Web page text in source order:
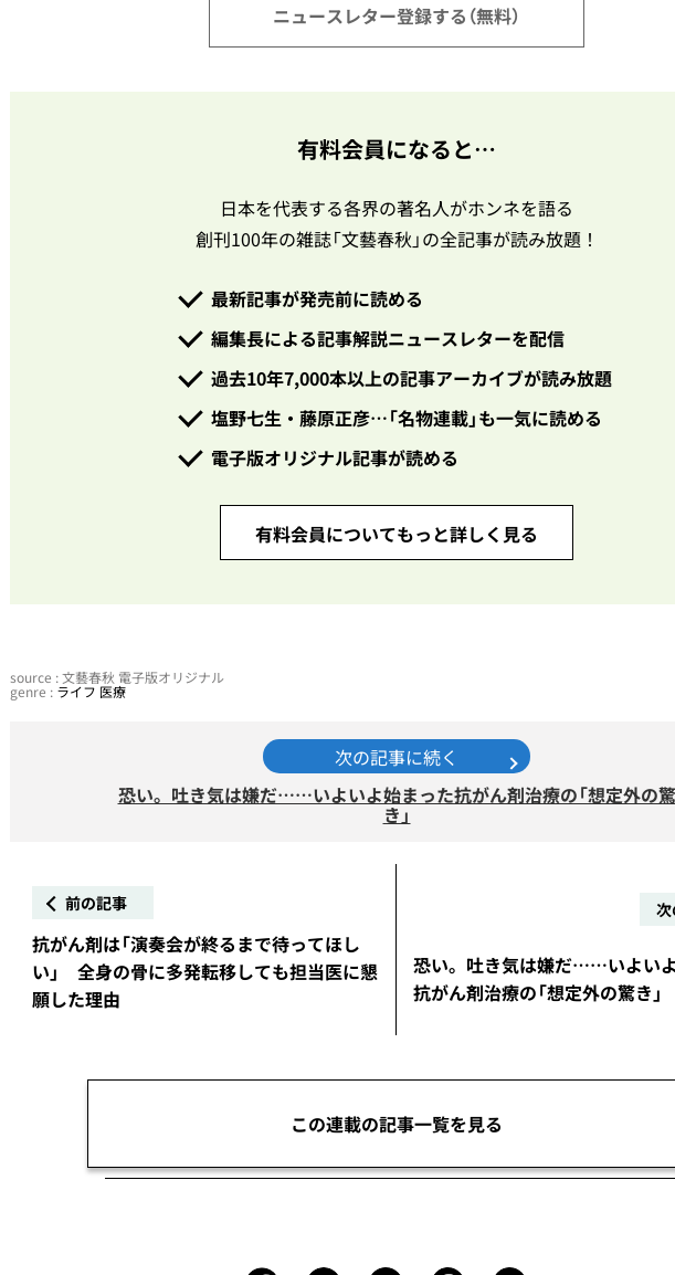
ニュースレター登録する（無料）
有料会員になると…
日本を代表する各界の著名人がホンネを語る
創刊100年の雑誌「文藝春秋」の全記事が読み放題！
最新記事が発売前に読める
編集長による記事解説ニュースレターを配信
過去10年7,000本以上の記事アーカイブが読み放題
塩野七生・藤原正彦…「名物連載」も一気に読める
電子版オリジナル記事が読める
有料会員についてもっと詳しく見る
source : 文藝春秋 電子版オリジナル
genre : ライフ 医療
次の記事に続く
恐い。吐き気は嫌だ……いよいよ始まった抗がん剤治療の「想定外の驚
き」
前の記事
抗がん剤は「演奏会が終るまで待ってほし
い」 全身の骨に多発転移しても担当医に懇
願した理由
恐い。吐き気は嫌だ……いよい
抗がん剤治療の「想定外の驚き」
この連載の記事一覧を見る